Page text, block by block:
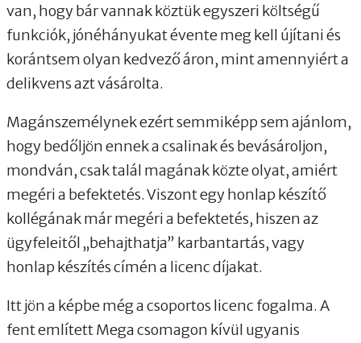
van, hogy bár vannak köztük egyszeri költségű
funkciók, jónéhányukat évente meg kell újítani és
korántsem olyan kedvező áron, mint amennyiért a
delikvens azt vásárolta.
Magánszemélynek ezért semmiképp sem ajánlom,
hogy bedőljön ennek a csalinak és bevásároljon,
mondván, csak talál magának közte olyat, amiért
megéri a befektetés. Viszont egy honlap készítő
kollégának már megéri a befektetés, hiszen az
ügyfeleitől „behajthatja” karbantartás, vagy
honlap készítés címén a licenc díjakat.
Itt jön a képbe még a csoportos licenc fogalma. A
fent említett Mega csomagon kívül ugyanis